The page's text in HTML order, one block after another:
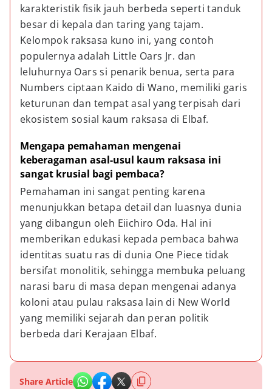
karakteristik fisik jauh berbeda seperti tanduk
besar di kepala dan taring yang tajam.
Kelompok raksasa kuno ini, yang contoh
populernya adalah Little Oars Jr. dan
leluhurnya Oars si penarik benua, serta para
Numbers ciptaan Kaido di Wano, memiliki garis
keturunan dan tempat asal yang terpisah dari
ekosistem sosial kaum raksasa di Elbaf.
Mengapa pemahaman mengenai
keberagaman asal-usul kaum raksasa ini
sangat krusial bagi pembaca?
Pemahaman ini sangat penting karena
menunjukkan betapa detail dan luasnya dunia
yang dibangun oleh Eiichiro Oda. Hal ini
memberikan edukasi kepada pembaca bahwa
identitas suatu ras di dunia One Piece tidak
bersifat monolitik, sehingga membuka peluang
narasi baru di masa depan mengenai adanya
koloni atau pulau raksasa lain di New World
yang memiliki sejarah dan peran politik
berbeda dari Kerajaan Elbaf.
Share Article